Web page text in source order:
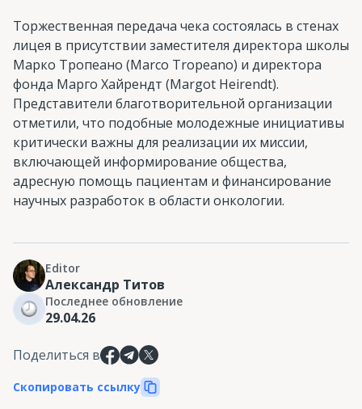
Торжественная передача чека состоялась в стенах
лицея в присутствии заместителя директора школы
Марко Тропеано (Marco Tropeano) и директора
фонда Марго Хайрендт (Margot Heirendt).
Представители благотворительной организации
отметили, что подобные молодежные инициативы
критически важны для реализации их миссии,
включающей информирование общества,
адресную помощь пациентам и финансирование
научных разработок в области онкологии.
Editor
Александр Титов
Последнее обновление
29.04.26
Поделиться в
Скопировать ссылку